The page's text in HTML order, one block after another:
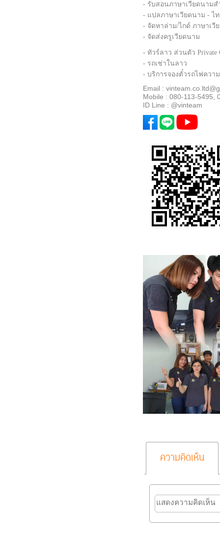
- รับสอนภาษาเวียดนาม
- แปลภาษาเวียดนาม - ไ
- จัดหาล่าม/ไกด์ ภาษาเวี
- จัดส่งครูเวียดนาม
- ทัวร์ลาว ส่วนตัว Private
- รถเช่าในลาว
- บริการจองตั๋วรถไฟควา
Email :
Mobile : 080-113-5495,
ID Line : @vinteam
ความคิดเห็น